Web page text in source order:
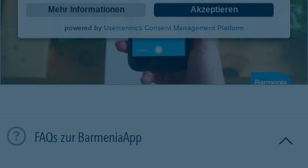
Mehr Informationen Akzeptieren
powered by Usercentrics Consent Management Platform
FAQs zur BarmeniaApp